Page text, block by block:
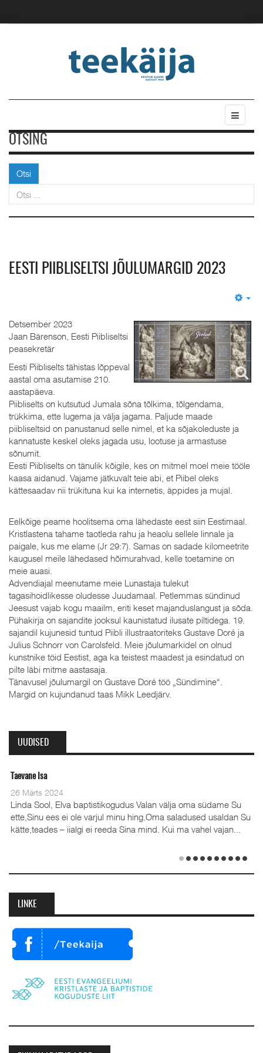
OTSING
Otsi
EESTI PIIBLISELTSI JÕULUMARGID 2023
Detsember 2023
Jaan Bärenson, Eesti Piibliseltsi
peasekretär
Eesti Piibliselts tähistas lõppeval
aastal oma asutamise 210.
aastapäeva.
Piibliselts on kutsutud Jumala sõna tõlkima, tõlgendama,
trükkima, ette lugema ja välja jagama. Paljude maade
piibliseltsid on panustanud selle nimel, et ka sõjakoleduste ja
kannatuste keskel oleks jagada usu, lootuse ja armastuse
sõnumit.
Eesti Piibliselts on tänulik kõigile, kes on mitmel moel meie tööle
kaasa aidanud. Vajame jätkuvalt teie abi, et Piibel oleks
kättesaadav nii trükituna kui ka internetis, äppides ja mujal.
Eelkõige peame hoolitsema oma lähedaste eest siin Eestimaal.
Kristlastena tahame taotleda rahu ja heaolu sellele linnale ja
paigale, kus me elame (Jr 29:7). Samas on sadade kilomeetrite
kaugusel meile lähedased hõimurahvad, kelle toetamine on
meie auasi.
Advendiajal meenutame meie Lunastaja tulekut
tagasihoidlikesse oludesse Juudamaal. Petlemmas sündinud
Jeesust vajab kogu maailm, eriti keset majanduslangust ja sõda.
Pühakirja on sajandite jooksul kaunistatud ilusate piltidega. 19.
sajandil kujunesid tuntud Piibli illustraatoriteks Gustave Doré ja
Julius Schnorr von Carolsfeld. Meie jõulumarkidel on olnud
kunstnike töid Eestist, aga ka teistest maadest ja esindatud on
pilte läbi mitme aastasaja.
Tänavusel jõulumargil on Gustave Doré töö „Sündimine“.
Margid on kujundanud taas Mikk Leedjärv.
UUDISED
Isa
2024
Sool, Elva baptistikogudus Valan välja oma südame Su
ees ei ole varjul minu hing.Oma saladused usaldan Su
– iialgi ei reeda Sina mind. Kui ma vahel vajan...
Emilia.
LINKE